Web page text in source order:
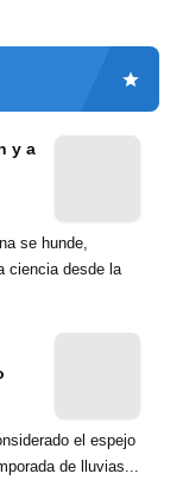
y a
se hunde,
ciencia desde la
el espejo
de lluvias...